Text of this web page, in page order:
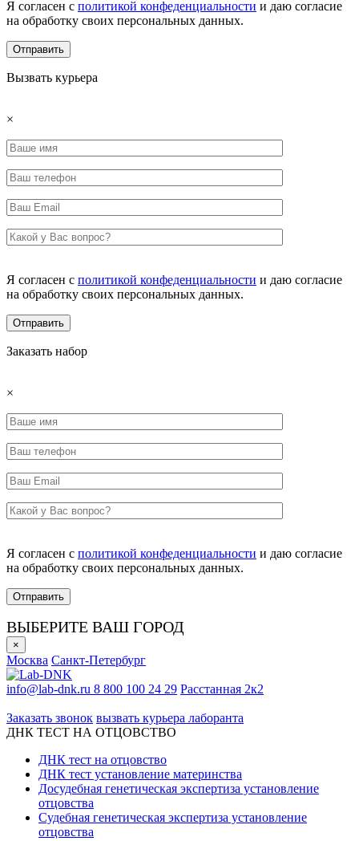
Я согласен с политикой конфеденциальности и даю согласие
на обработку своих персональных данных.
Вызвать курьера
×
Я согласен с политикой конфеденциальности и даю согласие
на обработку своих персональных данных.
Заказать набор
×
Я согласен с политикой конфеденциальности и даю согласие
на обработку своих персональных данных.
ВЫБЕРИТЕ ВАШ ГОРОД
×
Москва Санкт-Петербург
info@lab-dnk.ru 8 800 100 24 29 Расстанная 2к2
Заказать звонок вызвать курьера лаборанта
ДНК ТЕСТ НА ОТЦОВСТВО
ДНК тест на отцовство
ДНК тест установление материнства
Досудебная генетическая экспертиза установление
отцовства
Судебная генетическая экспертиза установление
отцовства